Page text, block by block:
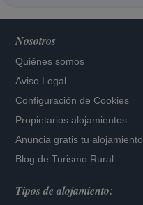
Nosotros
Quiénes somos
Aviso Legal
Configuración de Cookies
Propietarios alojamientos
Anuncia gratis tu alojamiento
Blog de Turismo Rural
Tipos de alojamiento: